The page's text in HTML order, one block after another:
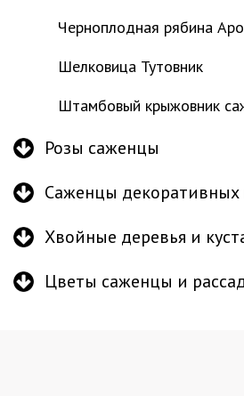
Черноплодная рябина
Шелковица Тутовник
Штамбовый крыжовник
Розы саженцы
Саженцы декоративных
Хвойные деревья и
Цветы саженцы и